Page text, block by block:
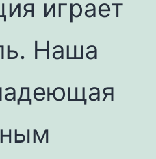
играет
Наша